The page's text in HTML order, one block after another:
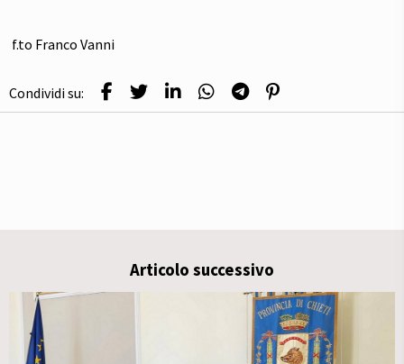
f.to Franco Vanni
Condividi su:
Articolo successivo